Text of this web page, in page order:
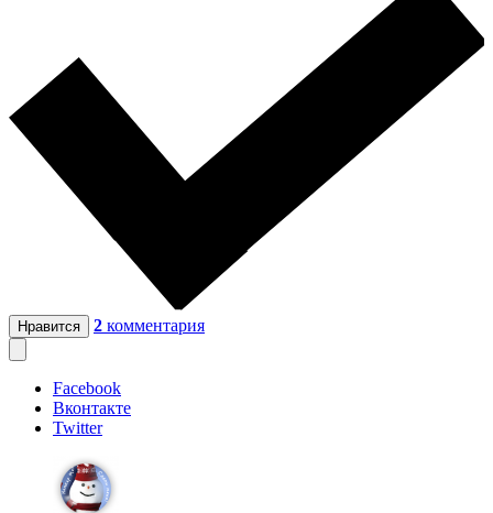
Нравится 2 комментария
Facebook
Вконтакте
Twitter